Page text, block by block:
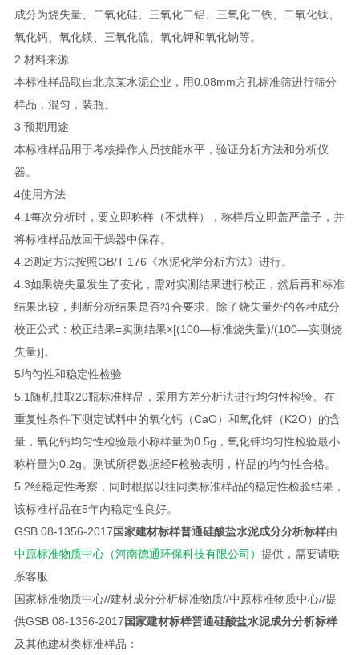
成分为烧失量、二氧化硅、三氧化二铝、三氧化二铁、二氧化钛、
氧化钙、氧化镁、三氧化硫、氧化钾和氧化钠等。
2 材料来源
本标准样品取自北京某水泥企业，用0.08mm方孔标准筛进行筛分
样品，混匀，装瓶。
3 预期用途
本标准样品用于考核操作人员技能水平，验证分析方法和分析仪
器。
4使用方法
4.1每次分析时，要立即称样（不烘样），称样后立即盖严盖子，并
将标准样品放回干燥器中保存。
4.2测定方法按照GB/T 176《水泥化学分析方法》进行。
4.3如果烧失量发生了变化，需对实测结果进行校正，然后再和标准
结果比较，判断分析结果是否符合要求。除了烧失量外的各种成分
校正公式：校正结果=实测结果×[(100―标准烧失量)/(100―实测烧
失量)]。
5均匀性和稳定性检验
5.1随机抽取20瓶标准样品，采用方差分析法进行均匀性检验。在
重复性条件下测定试料中的氧化钙（CaO）和氧化钾（K2O）的含
量，氧化钙均匀性检验最小称样量为0.5g，氧化钾均匀性检验最小
称样量为0.2g。测试所得数据经F检验表明，样品的均匀性合格。
5.2经稳定性考察，同时根据以往同类标准样品的稳定性检验结果，
该标准样品在5年内稳定性良好。
GSB 08-1356-2017国家建材标样普通硅酸盐水泥成分分析标样由
中原标准物质中心（河南德通环保科技有限公司） 提供，需要请联
系客服
国家标准物质中心//建材成分分析标准物质//中原标准物质中心//提
供GSB 08-1356-2017国家建材标样普通硅酸盐水泥成分分析标样
及其他建材类标准样品：